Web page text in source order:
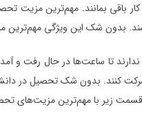
کار باقی بمانند. مهم‌ترین
بدون شک این ویژگی
تا ساعت‌ها در حال رفت و
بدون شک تحصیل در دانشگاه
زیر با مهم‌ترین مزیت‌های